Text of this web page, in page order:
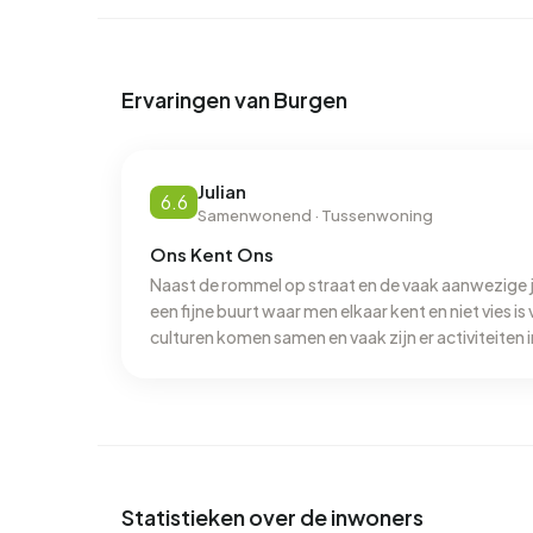
m³ per adres ligt het aardgasverbruik 85%
Ervaringen van Burgen
6.6 Julian
Samenwonend · Tussenwoning
Ons Kent Ons
Naast de rommel op straat en de vaak
een fijne buurt waar men elkaar kent en niet vies
culturen komen samen en vaak zijn er activiteiten
Statistieken over de inwoners